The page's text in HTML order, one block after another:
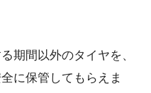
期間以外のタイヤを、
に保管してもらえま